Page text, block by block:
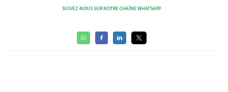
SUIVEZ-NOUS SUR NOTRE CHAÎNE WHATSAPP